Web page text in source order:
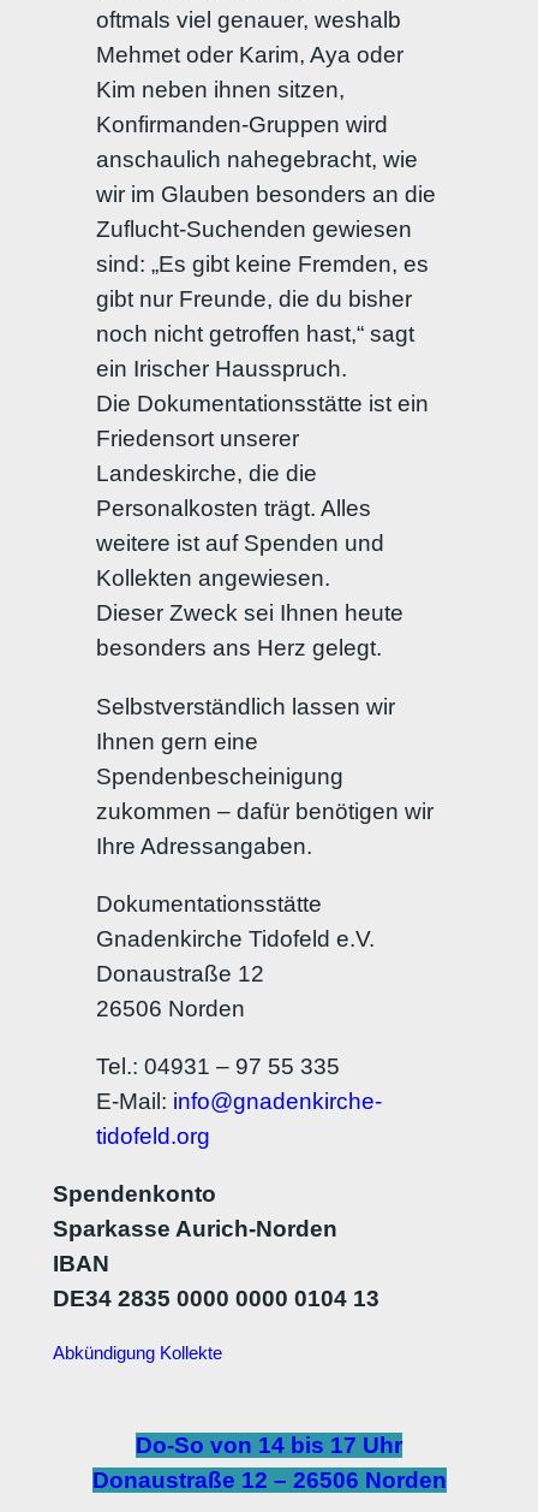
oftmals viel genauer, weshalb
Mehmet oder Karim, Aya oder
Kim neben ihnen sitzen,
Konfirmanden-Gruppen wird
anschaulich nahegebracht, wie
wir im Glauben besonders an die
Zuflucht-Suchenden gewiesen
sind: „Es gibt keine Fremden, es
gibt nur Freunde, die du bisher
noch nicht getroffen hast,“ sagt
ein Irischer Hausspruch.
Die Dokumentationsstätte ist ein
Friedensort unserer
Landeskirche, die die
Personalkosten trägt. Alles
weitere ist auf Spenden und
Kollekten angewiesen.
Dieser Zweck sei Ihnen heute
besonders ans Herz gelegt.
Selbstverständlich lassen wir
Ihnen gern eine
Spendenbescheinigung
zukommen – dafür benötigen wir
Ihre Adressangaben.
Dokumentationsstätte
Gnadenkirche Tidofeld e.V.
Donaustraße 12
26506 Norden
Tel.: 04931 – 97 55 335
E-Mail: info@gnadenkirche-
tidofeld.org
Spendenkonto
Sparkasse Aurich-Norden
IBAN
DE34 2835 0000 0000 0104 13
Abkündigung Kollekte
Do-So von 14 bis 17 Uhr
Donaustraße 12 – 26506 Norden